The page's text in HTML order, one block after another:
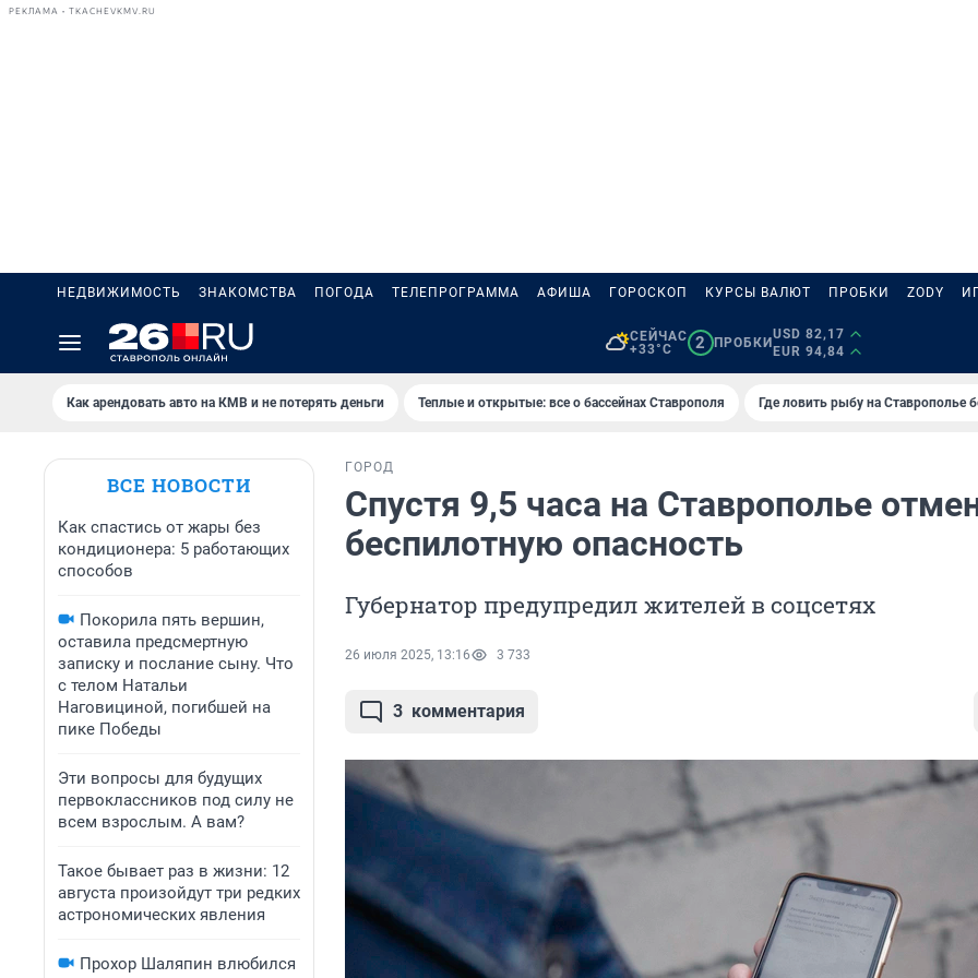
РЕКЛАМА • TKACHEVKMV.RU
НЕДВИЖИМОСТЬ ЗНАКОМСТВА ПОГОДА ТЕЛЕПРОГРАММА АФИША ГОРОСКОП КУРСЫ ВАЛЮТ ПРОБКИ ZODY
СЕЙЧАС
+33°C
2 ПРОБКИ
USD 82,17
EUR 94,84
Как арендовать авто на КМВ и не потерять деньги Теплые и открытые: все о бассейнах Ставрополя Где ловить рыбу на Ставрополье
ВСЕ НОВОСТИ
Как спастись от жары без
кондиционера: 5 работающих
способов
Покорила пять вершин,
оставила предсмертную
записку и послание сыну. Что
с телом Натальи
Наговициной, погибшей на
пике Победы
Эти вопросы для будущих
первоклассников под силу не
всем взрослым. А вам?
Такое бывает раз в жизни: 12
августа произойдут три редких
астрономических явления
Прохор Шаляпин влюбился
ГОРОД
Спустя 9,5 часа на Ставрополье
беспилотную опасность
Губернатор предупредил жителей в соцсетях
26 июля 2025, 13:16 3 733
3 комментария